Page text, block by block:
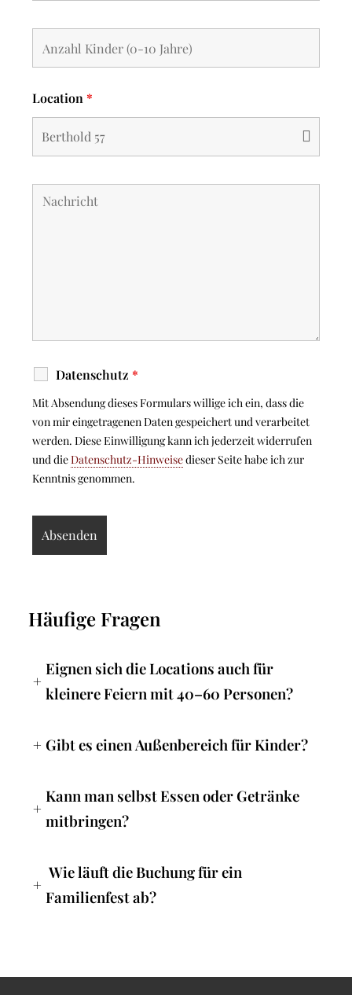
Location *
Datenschutz *
Mit Absendung dieses Formulars willige ich ein, dass die
von mir eingetragenen Daten gespeichert und verarbeitet
werden. Diese Einwilligung kann ich jederzeit widerrufen
und dieDatenschutz-Hinweisedieser Seite habe ich zur
Kenntnis genommen.
Häufige Fragen
+
Eignen sich die Locations auch für
kleinere Feiern mit 40–60 Personen?
+ Gibt es einen Außenbereich für Kinder?
+
Kann man selbst Essen oder Getränke
mitbringen?
+
Wie läuft die Buchung für ein
Familienfest ab?